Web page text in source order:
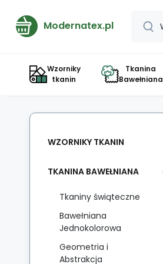
Modernatex.pl
Wzorniky
tkanin
Tkanina
Bawełniana
WZORNIKY TKANIN
TKANINA BAWEŁNIANA
Tkaniny świąteczne
Bawełniana
Jednokolorowa
Geometria i
Abstrakcja